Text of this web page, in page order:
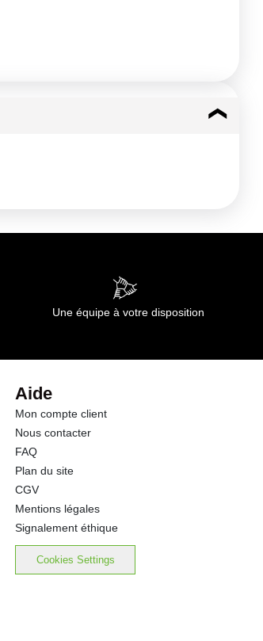
Une équipe à votre disposition
Aide
Mon compte client
Nous contacter
FAQ
Plan du site
CGV
Mentions légales
Signalement éthique
Cookies Settings